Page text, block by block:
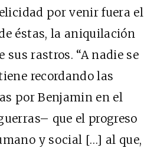
por venir fuera el
éstas, la aniquilación
sus rastros. “A nadie se
recordando las
por Benjamin en el
que el progreso
y social […] al que,